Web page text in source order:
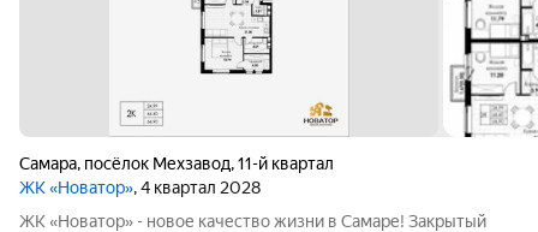
Самара, посёлок Мехзавод,11-й квартал
ЖК «Новатор», 4 квартал 2028
ЖК «Новатор» - новое качество жизни в Самаре! Закрытый